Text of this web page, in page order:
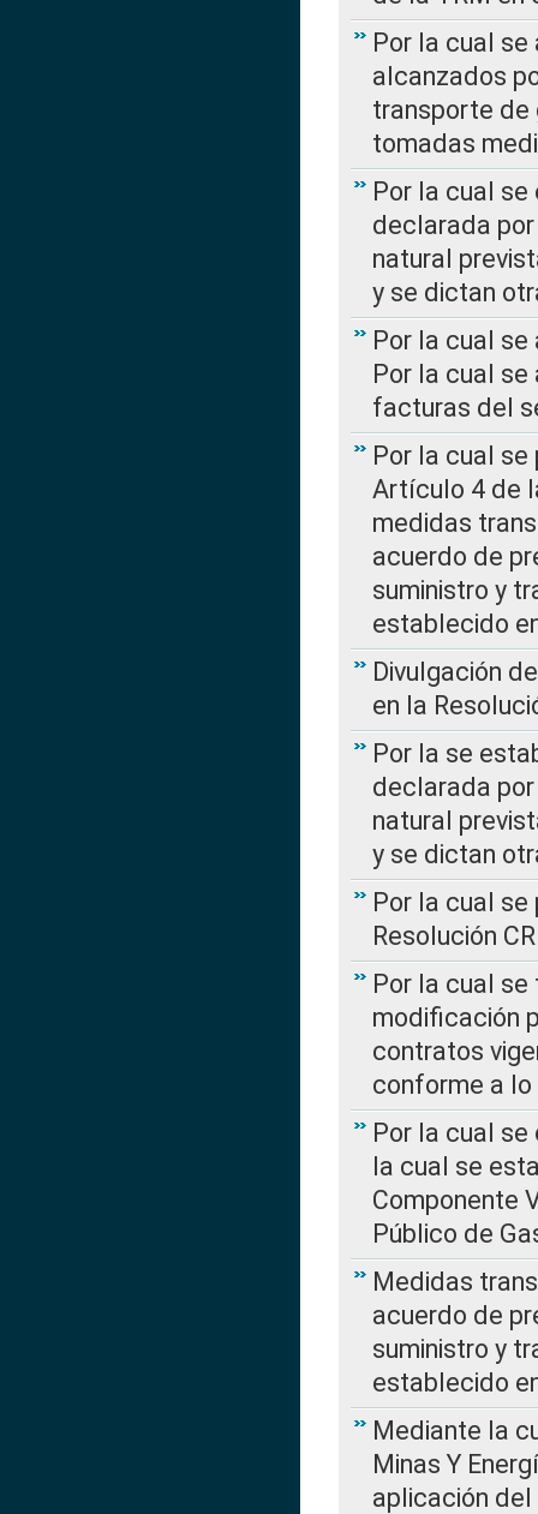
Por la cual
alcanzados
transporte de
tomadas
Por la cual
declarada
natural
y se dictan
Por la cual se
Por la cual
facturas del
Por la cual
Artículo 4 de
medidas
acuerdo de
suministro y
establecido
Divulgación
en la
Por la se
declarada
natural
y se dictan
Por la cual
Resolución
Por la cual
modificación
contratos
conforme a lo
Por la cual se
la cual se
Componente
Público de
Medidas
acuerdo de
suministro y
establecido
Mediante la
Minas Y
aplicación